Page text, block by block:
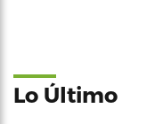
Lo Último